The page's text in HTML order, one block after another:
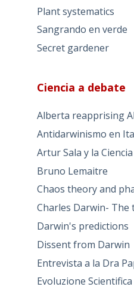
Plant systematics
Sangrando en verde
Secret gardener
Ciencia a debate
Alberta reapprising
Antidarwinismo en
Artur Sala y la
Bruno Lemaitre
Chaos theory and
Charles Darwin- The
Darwin's predictions
Dissent from Darwin
Entrevista a la Dra
Evoluzione Scientifica